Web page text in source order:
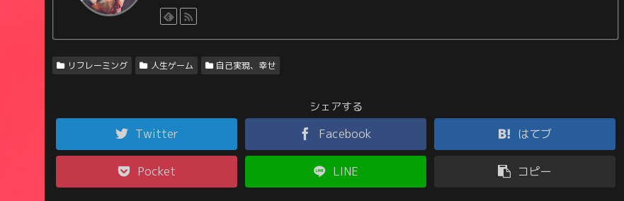
リフレーミング 人生ゲーム 自己実現、幸せ
シェアする
Twitter Facebook はてブ
Pocket LINE コピー